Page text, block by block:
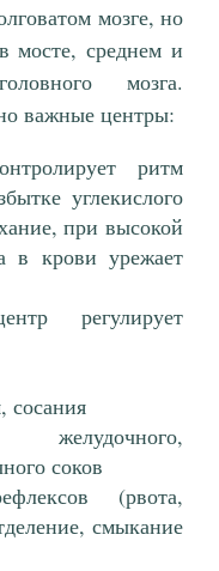
мозге, но
мосте, среднем и
мозга.
важные центры:
ритм
углекислого
при высокой
в крови урежает
регулирует
сосания
соков
(рвота,
смыкание